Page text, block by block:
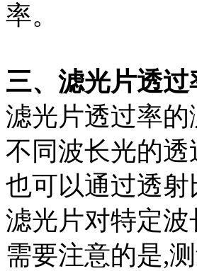
率。
三、滤光片透
滤光片透过率
不同波长光的
也可以通过透
滤光片对特定
需要注意的是,